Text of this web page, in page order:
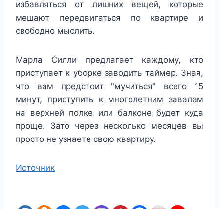
избавляться от лишних вещей, которые
мешают передвигаться по квартире и
свободно мыслить.
Марла Силли предлагает каждому, кто
приступает к уборке заводить таймер. Зная,
что вам предстоит "мучиться" всего 15
минут, приступить к многолетним завалам
на верхней полке или балконе будет куда
проще. Зато через несколько месяцев вы
просто не узнаете свою квартиру.
Источник